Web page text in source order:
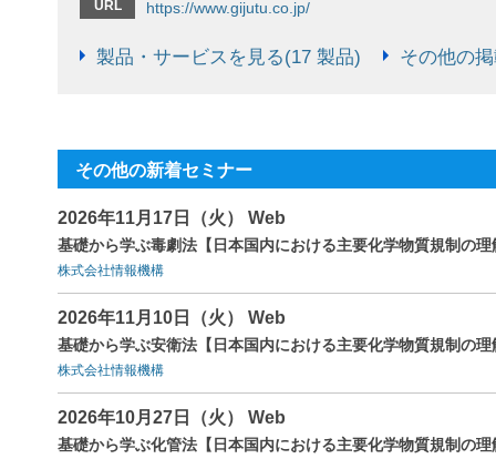
URL https://www.gijutu.co.jp/
製品・サービスを見る(17 製品) その他の
その他の新着セミナー
2026年11月17日（火） Web
基礎から学ぶ毒劇法【日本国内における主要化学物質規制の
株式会社情報機構
2026年11月10日（火） Web
基礎から学ぶ安衛法【日本国内における主要化学物質規制の
株式会社情報機構
2026年10月27日（火） Web
基礎から学ぶ化管法【日本国内における主要化学物質規制の